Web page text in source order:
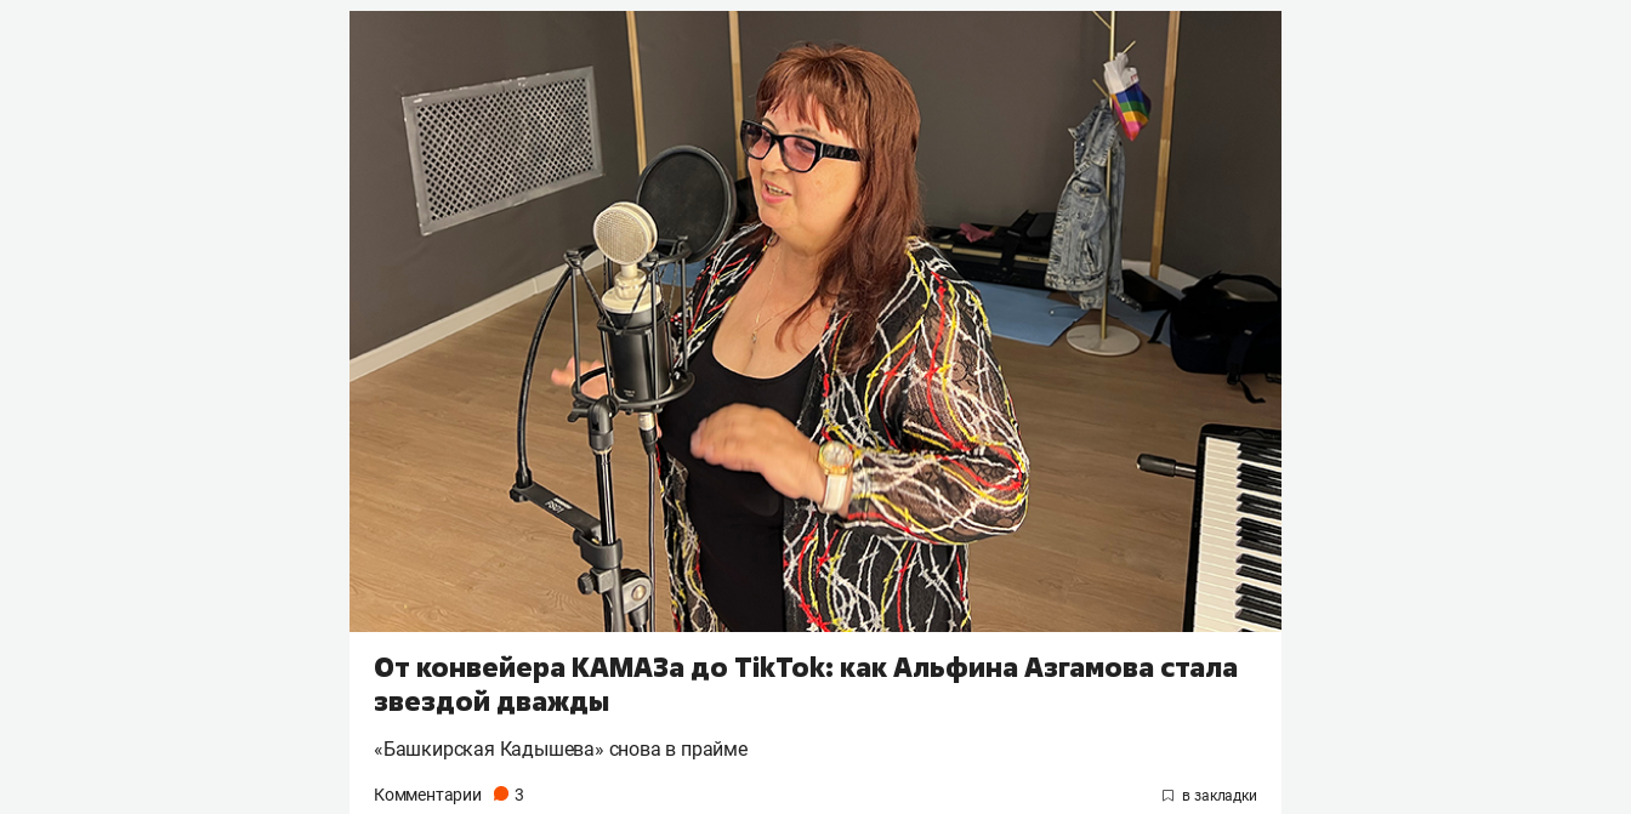
От конвейера КАМАЗа до TikTok: как Альфина Азгамова стала
звездой дважды
«Башкирская Кадышева» снова в прайме
Комментарии 3